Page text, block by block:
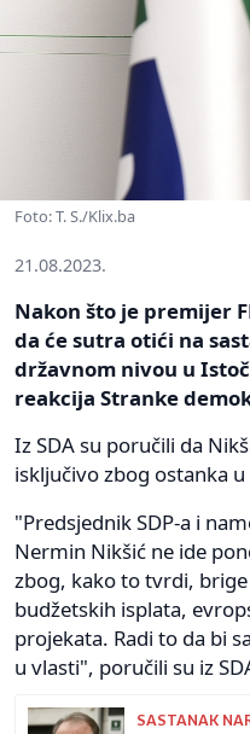
Foto: T. S./Klix.ba
21.08.2023.
Nakon što je premijer
da će sutra otići na
državnom nivou u
reakcija Stranke
Iz SDA su poručili da
isključivo zbog ostanka u
"Predsjednik SDP-a i
Nermin Nikšić ne ide
zbog, kako to tvrdi,
budžetskih isplata,
projekata. Radi to da bi
u vlasti", poručili su iz
SASTANAK